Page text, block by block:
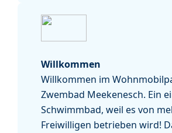
Willkommen
Willkommen im
Zwembad Meekenesch. Ein
Schwimmbad, weil es von
Freiwilligen betrieben wird!